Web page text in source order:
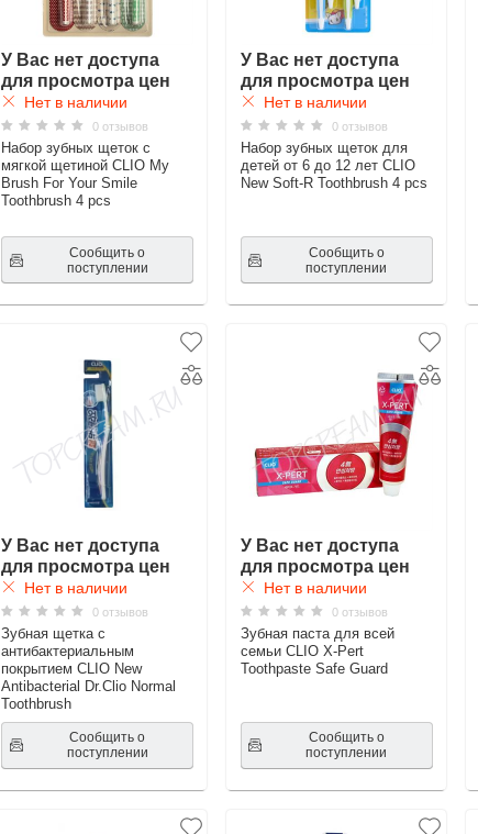
У Вас нет доступа
для просмотра цен
Нет в наличии
0 отзывов
Набор зубных щеток с
мягкой щетиной CLIO My
Brush For Your Smile
Toothbrush 4 pcs
Сообщить о
поступлении
У Вас нет доступа
для просмотра цен
Нет в наличии
0 отзывов
Набор зубных щеток для
детей от 6 до 12 лет CLIO
New Soft-R Toothbrush 4 pcs
Сообщить о
поступлении
У Вас нет доступа
для просмотра цен
Нет в наличии
0 отзывов
Зубная щетка с
антибактериальным
покрытием CLIO New
Antibacterial Dr.Clio Normal
Toothbrush
Сообщить о
поступлении
У Вас нет доступа
для просмотра цен
Нет в наличии
0 отзывов
Зубная паста для всей
семьи CLIO X-Pert
Toothpaste Safe Guard
Сообщить о
поступлении